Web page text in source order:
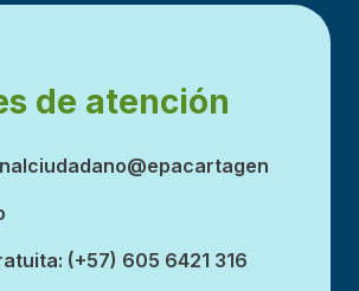
de atención
(+57) 605 6421 316